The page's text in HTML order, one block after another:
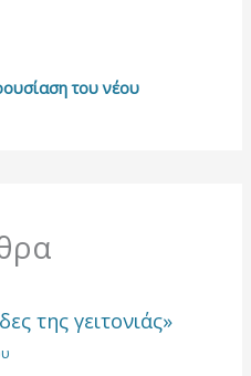
του νέου
της γειτονιάς»